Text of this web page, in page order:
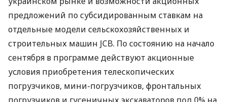
предложений по субсидированным ставкам на
отдельные модели сельскохозяйственных и
строительных машин JCB. По состоянию на начало
сентября в программе действуют акционные
условия приобретения телескопических
погрузчиков, мини-погрузчиков, фронтальных